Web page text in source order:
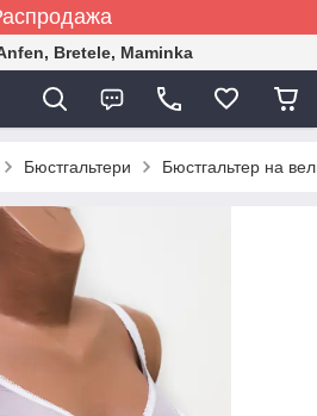
Bretele, Maminka
Бюстгальтери Бюстгальтер на